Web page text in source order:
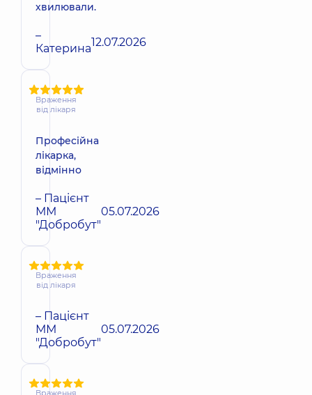
хвилювали.
–
Катерина12.07.2026
Враження
від лікаря
Професійна
лікарка,
відмінно
– Пацієнт
ММ
"Добробут"
05.07.2026
Враження
від лікаря
– Пацієнт
ММ
"Добробут"
05.07.2026
Враження